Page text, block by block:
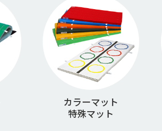
カラーマット
特殊マット